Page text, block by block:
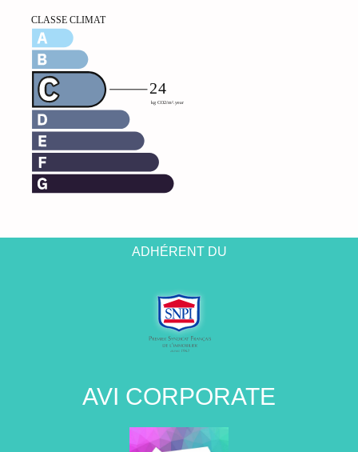
ADHÉRENT DU
AVI CORPORATE